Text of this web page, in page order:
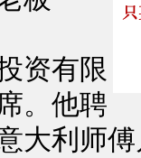
资有限
。他聘
大利师